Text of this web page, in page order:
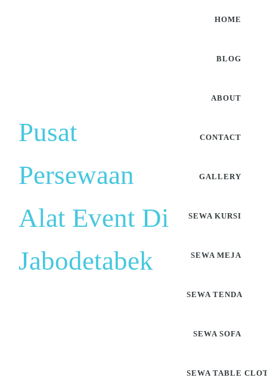
Pusat
Persewaan
Alat Event Di
Jabodetabek
HOME
BLOG
ABOUT
CONTACT
GALLERY
SEWA KURSI
SEWA MEJA
SEWA TENDA
SEWA SOFA
SEWA TABLE